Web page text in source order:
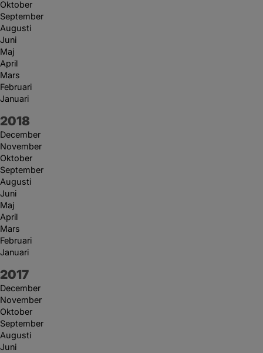
Oktober
September
Augusti
Juni
Maj
April
Mars
Februari
Januari
År:
2018
December
November
Oktober
September
Augusti
Juni
Maj
April
Mars
Februari
Januari
År:
2017
December
November
Oktober
September
Augusti
Juni